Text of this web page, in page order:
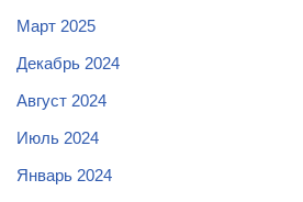
Март 2025
Декабрь 2024
Август 2024
Июль 2024
Январь 2024